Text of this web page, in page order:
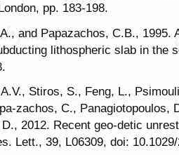
pp. 183-198.
and Papazachos, C.B., 1995.
lithospheric slab in the
Stiros, S., Feng, L.,
zachos, C., Panagiotopoulos,
2012. Recent geo-detic
Lett., 39, L06309, doi: